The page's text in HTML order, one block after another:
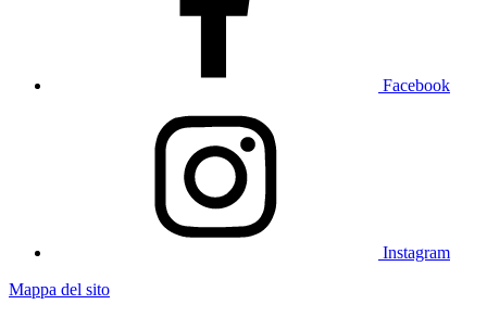
Facebook
Instagram
Mappa del sito